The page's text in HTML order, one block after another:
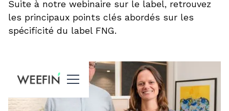
Suite à notre webinaire sur le label, retrouvez
les principaux points clés abordés sur les
spécificité du label FNG.